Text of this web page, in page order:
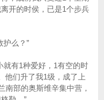
开的时侯，已是1个步兵
么？”
有1种爱好，1有空的时
他们升了我1级，成了上
南部的奥斯维辛集中营，